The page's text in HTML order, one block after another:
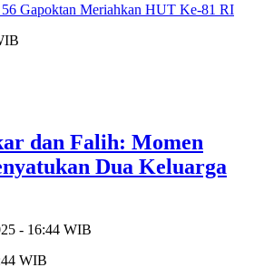
Gapoktan Meriahkan HUT Ke-81 RI
dan Falih: Momen
Dua Keluarga
- 16:44 WIB
WIB